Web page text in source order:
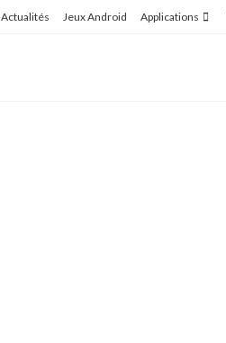
Actualités Jeux Android Applications